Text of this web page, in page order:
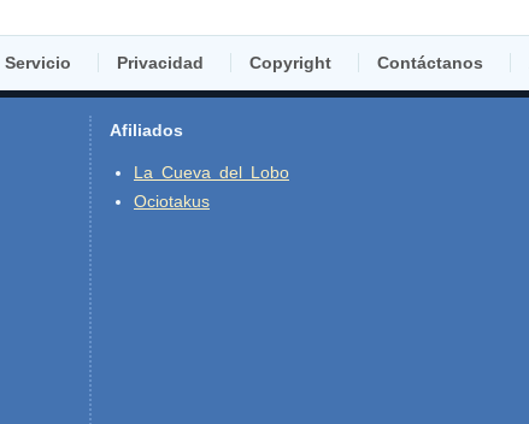
Privacidad Copyright Contáctanos
Afiliados
La Cueva del Lobo
Ociotakus